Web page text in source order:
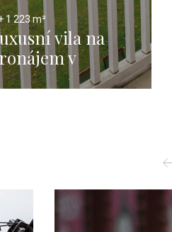
1223 m²
vila na
v
223m2